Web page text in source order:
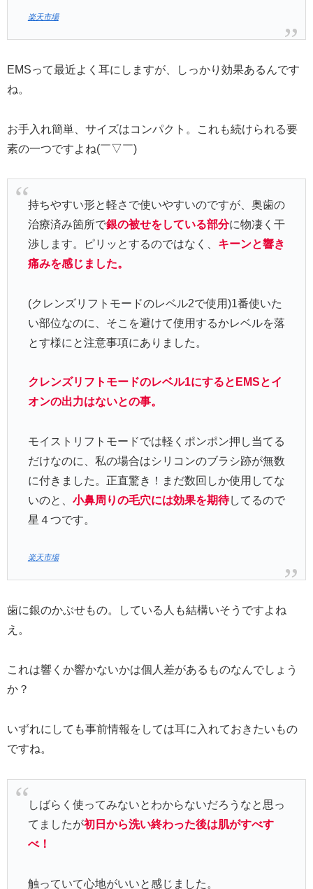
楽天市場
EMSって最近よく耳にしますが、しっかり効果あるんです
ね。
お手入れ簡単、サイズはコンパクト。これも続けられる要
素の一つですよね(￣▽￣)
持ちやすい形と軽さで使いやすいのですが、奥歯の
治療済み箇所で銀の被せをしている部分に物凄く干
渉します。ピリッとするのではなく、 キーンと響き
痛みを感じました。
(クレンズリフトモードのレベル2で使用)1番使いた
い部位なのに、そこを避けて使用するかレベルを落
とす様にと注意事項にありました。
クレンズリフトモードのレベル1にするとEMSとイ
オンの出力はないとの事。
モイストリフトモードでは軽くポンポン押し当てる
だけなのに、私の場合はシリコンのブラシ跡が無数
に付きました。正直驚き！まだ数回しか使用してな
いのと、 小鼻周りの毛穴には効果を期待してるので
星４つです。
楽天市場
歯に銀のかぶせもの。している人も結構いそうですよね
え。
これは響くか響かないかは個人差があるものなんでしょう
か？
いずれにしても事前情報をしては耳に入れておきたいもの
ですね。
しばらく使ってみないとわからないだろうなと思っ
てましたが初日から洗い終わった後は肌がすべす
べ！
触っていて心地がいいと感じました。